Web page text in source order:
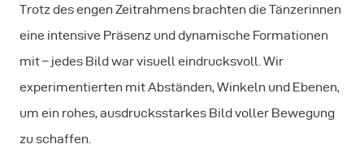
Trotz des engen Zeitrahmens brachten die Tänzerinnen
eine intensive Präsenz und dynamische Formationen
mit – jedes Bild war visuell eindrucksvoll. Wir
experimentierten mit Abständen, Winkeln und Ebenen,
um ein rohes, ausdrucksstarkes Bild voller Bewegung
zu schaffen.